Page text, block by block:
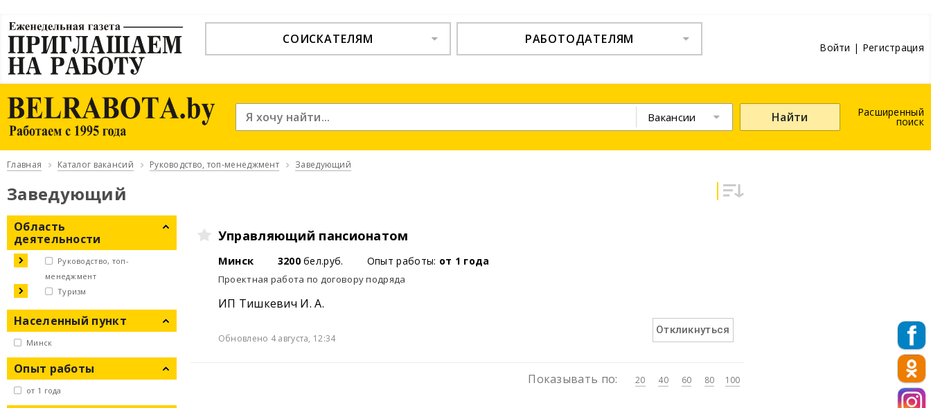
СОИСКАТЕЛЯМ РАБОТОДАТЕЛЯМ
Войти | Регистрация
Вакансии Найти Расширенный
поиск
Главная Каталог вакансий Руководство, топ-менеджмент Заведующий
Заведующий
Область
деятельности
Руководство, топ-
менеджмент
Туризм
Населенный пункт
Минск
Опыт работы
от 1 года
Управляющий пансионатом
Минск 3200бел.руб. Опыт работы: от 1 года
Проектная работа по договору подряда
ИП Тишкевич И. А.
Обновлено 4 августа, 12:34
Откликнуться
Показывать по: 20 40 60 80 100